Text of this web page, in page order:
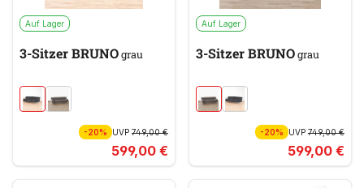
Auf Lager
3-Sitzer BRUNOgrau
-20% UVP 749,00 €
599,00 €
Auf Lager
3-Sitzer BRUNOgrau
-20% UVP749,00 €
599,00 €